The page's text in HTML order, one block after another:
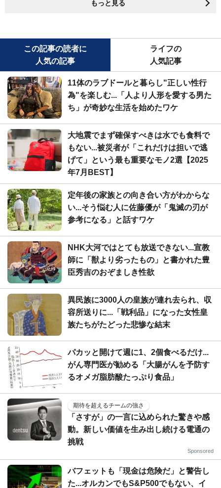
もっと見る
この記事の読者に
人気の記事
ライフの
人気記事
11体のラブドールと暮らし"正しい性行
為"を楽しむ...「人より人形を愛する男た
ち」が奇妙な生活を始めたワケ
大地震でまず確保すべきは水でも食料で
もない...被災者が「これだけは担いで逃
げて」という最も重要なモノ2選【2025
年7月BEST】
定年後の家族との向き合い方がわからな
い...そう悩む人に佐藤優が「鬼滅の刃が
参考になる」と話すワケ
NHK大河ではとても放送できない...宣教
師に「獣より劣ったもの」と書かれた豊
臣秀吉のおぞましき性欲
異民族に3000人の皇族が連れ去られ、収
容所送りに...「戦利品」になった女性皇
族たちがたどった悲惨な結末
パカッと開けて週に1、2個食べるだけ...
がん専門医が勧める「大腸がんを予防す
るオメガ脂肪酸たっぷり食品」
期待を超えるチームの強さ
「さすが」の一言に込められた驚きや感
動。新しい価値を生み出し続ける電通の
挑戦
Sponsored
バフェットも「現金は危険だ」と警告し
た...オルカンでもS&P500でもない、イ